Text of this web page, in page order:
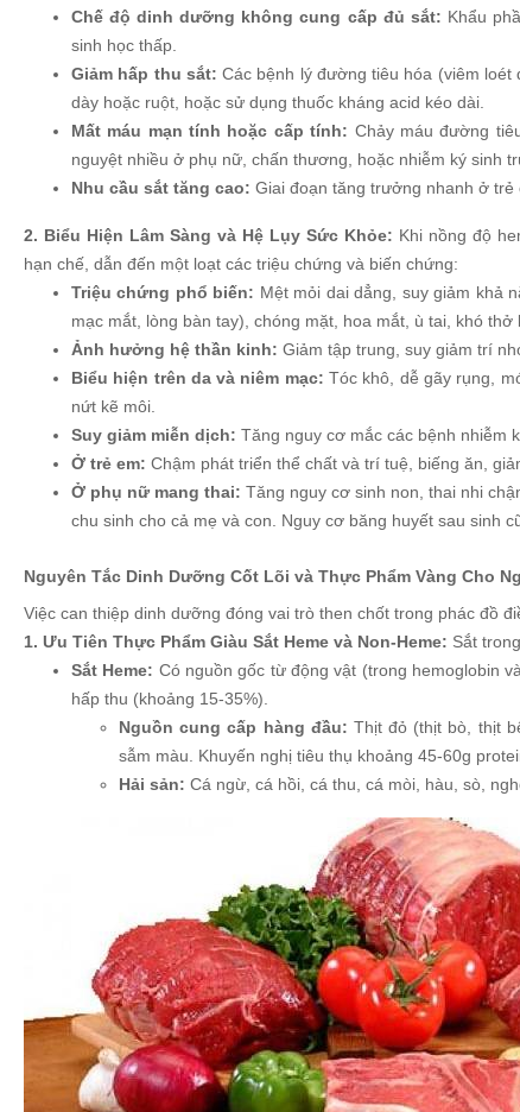
Chế độ dinh dưỡng không cung cấp đủ sắt: Khẩu
sinh học thấp.
Giảm hấp thu sắt: Các bệnh lý đường tiêu hóa (viêm
dày hoặc ruột, hoặc sử dụng thuốc kháng acid kéo dài.
Mất máu mạn tính hoặc cấp tính: Chảy máu đường
nguyệt nhiều ở phụ nữ, chấn thương, hoặc nhiễm ký sinh
Nhu cầu sắt tăng cao: Giai đoạn tăng trưởng nhanh ở trẻ
2. Biểu Hiện Lâm Sàng và Hệ Lụy Sức Khỏe: Khi nồng độ
hạn chế, dẫn đến một loạt các triệu chứng và biến chứng:
Triệu chứng phổ biến: Mệt mỏi dai dẳng, suy giảm khả
mạc mắt, lòng bàn tay), chóng mặt, hoa mắt, ù tai, khó thở
Ảnh hưởng hệ thần kinh: Giảm tập trung, suy giảm trí
Biểu hiện trên da và niêm mạc: Tóc khô, dễ gãy rụng,
nứt kẽ môi.
Suy giảm miễn dịch: Tăng nguy cơ mắc các bệnh nhiễm
Ở trẻ em: Chậm phát triển thể chất và trí tuệ, biếng ăn,
Ở phụ nữ mang thai: Tăng nguy cơ sinh non, thai nhi
chu sinh cho cả mẹ và con. Nguy cơ băng huyết sau sinh
Nguyên Tắc Dinh Dưỡng Cốt Lõi và Thực Phẩm Vàng Cho
Việc can thiệp dinh dưỡng đóng vai trò then chốt trong phác đồ
1. Ưu Tiên Thực Phẩm Giàu Sắt Heme và Non-Heme: Sắt
Sắt Heme: Có nguồn gốc từ động vật (trong hemoglobin
hấp thu (khoảng 15-35%).
Nguồn cung cấp hàng đầu: Thịt đỏ (thịt bò, thịt
sẫm màu. Khuyến nghị tiêu thụ khoảng 45-60g
Hải sản: Cá ngừ, cá hồi, cá thu, cá mòi, hàu, sò,